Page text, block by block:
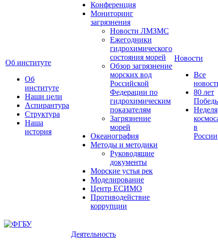
Об институте
Об
институте
Наши цели
Аспирантура
Структура
Наша
история
Конференция
Мониторинг
загрязнения
Новости ЛМЗМС
Ежегодники
гидрохимического
состояния морей
Обзор загрязнение
морских вод
Российской
Федерации по
гидрохимическим
показателям
Загрязнение
морей
Океанография
Методы и методики
Руководящие
документы
Морские устья рек
Моделирование
Центр ЕСИМО
Противодействие
коррупции
Новости
Все
80 лет
Неделя
в
России
Деятельность